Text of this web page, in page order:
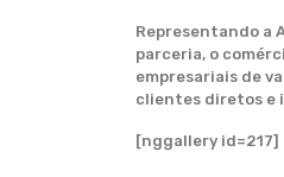
Representando a
parceria, o
empresariais de
clientes diretos e
[nggallery id=217]